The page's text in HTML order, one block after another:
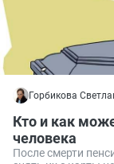
Горбикова
Кто и как
человека
После смерти